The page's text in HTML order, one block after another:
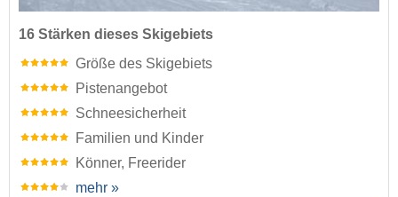
16 Stärken dieses Skigebiets
Größe des Skigebiets
Pistenangebot
Schneesicherheit
Familien und Kinder
Könner, Freerider
mehr »